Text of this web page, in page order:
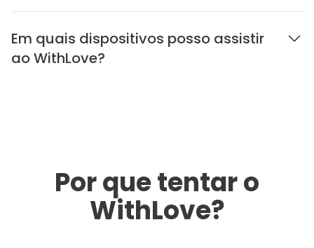
Em quais dispositivos posso assistir
ao WithLove?
Por que tentar o
WithLove?